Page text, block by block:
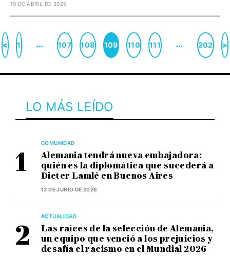
10 DE ABRIL DE 2025
< 1 … 107 108 109 110 111 … 202 >
LO MÁS LEÍDO
COMUNIDAD
Alemania tendrá nueva embajadora:
quién es la diplomática que sucederá a
Dieter Lamlé en Buenos Aires
12 DE JUNIO DE 2026
ACTUALIDAD
Las raíces de la selección de Alemania,
un equipo que venció a los prejuicios y
desafía el racismo en el Mundial 2026